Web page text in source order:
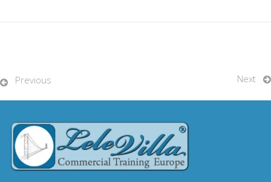
Previous Next